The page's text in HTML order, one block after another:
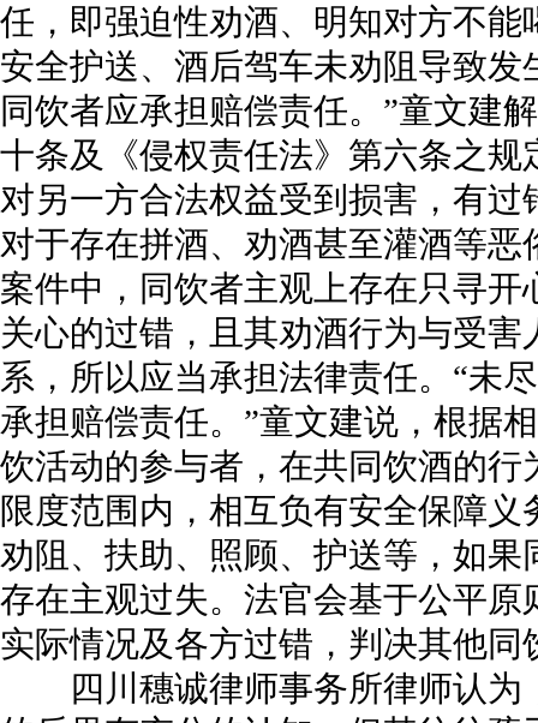
任，即强迫性劝酒、明知对方不
安全护送、酒后驾车未劝阻导致
同饮者应承担赔偿责任。”童文建
十条及《侵权责任法》第六条之
对另一方合法权益受到损害，有
对于存在拼酒、劝酒甚至灌酒等
案件中，同饮者主观上存在只寻
关心的过错，且其劝酒行为与受
系，所以应当承担法律责任。“未
承担赔偿责任。”童文建说，根据
饮活动的参与者，在共同饮酒的
限度范围内，相互负有安全保障
劝阻、扶助、照顾、护送等，如
存在主观过失。法官会基于公平
实际情况及各方过错，判决其他
四川穗诚律师事务所律师认为